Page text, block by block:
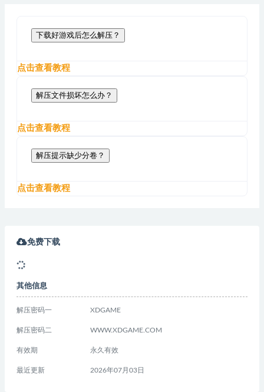
下载好游戏后怎么解压？
点击查看教程
解压文件损坏怎么办？
点击查看教程
解压提示缺少分卷？
点击查看教程
免费下载
其他信息
解压密码一 XDGAME
解压密码二 WWW.XDGAME.COM
有效期 永久有效
最近更新 2026年07月03日